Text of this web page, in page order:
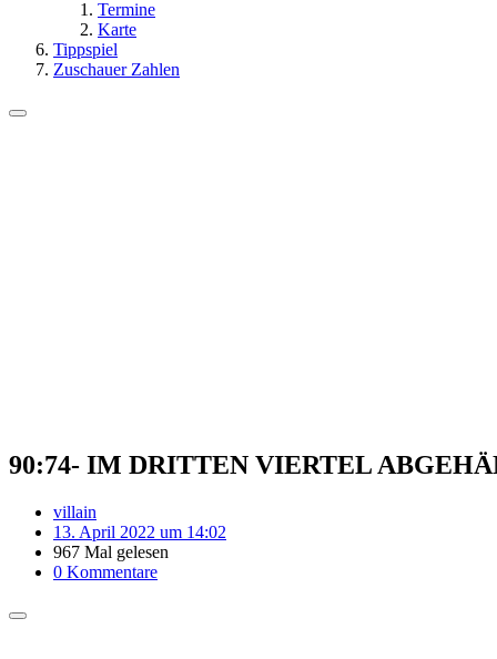
Termine
Karte
Tippspiel
Zuschauer Zahlen
90:74- IM DRITTEN VIERTEL
villain
13. April 2022 um 14:02
967 Mal gelesen
0 Kommentare